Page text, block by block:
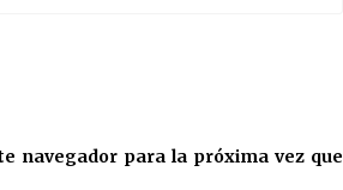
navegador para la próxima vez que